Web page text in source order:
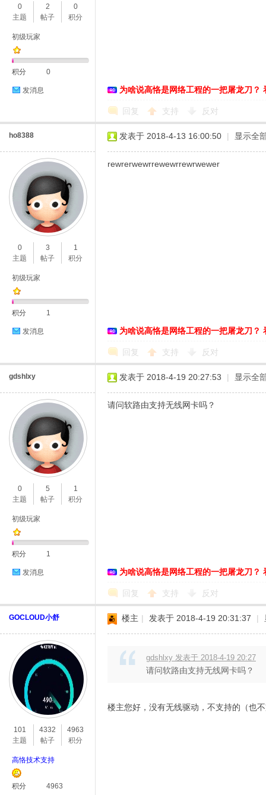
0
主题
2
帖子
0
积分
初级玩家
积分 0
发消息 为啥说高恪是网络工程的一把屠龙刀？
回复 支持 反对
ho8388
0
主题
3
帖子
1
积分
初级玩家
积分 1
发消息
发表于 2018-4-13 16:00:50 | 显示全
rewrerwewrrewewrrewrwewer
为啥说高恪是网络工程的一把屠龙刀？
回复 支持 反对
gdshlxy
0
主题
5
帖子
1
积分
初级玩家
积分 1
发消息
发表于 2018-4-19 20:27:53 | 显示全
请问软路由支持无线网卡吗？
为啥说高恪是网络工程的一把屠龙刀？
回复 支持 反对
GOCLOUD小舒
101
主题
4332
帖子
4963
积分
高恪技术支持
积分 4963
楼主 | 发表于 2018-4-19 20:31:37 |
gdshlxy 发表于 2018-4-19 20:27
请问软路由支持无线网卡吗？
楼主您好，没有无线驱动，不支持的（也